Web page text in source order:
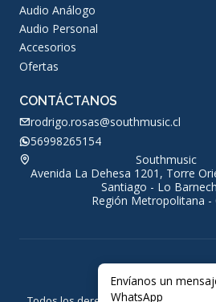
Audio Análogo
Audio Personal
Accesorios
Ofertas
CONTÁCTANOS
rodrigo.rosas@southmusic.cl
56998265154
Southmusic
Avenida La Dehesa 1201, Torre
Santiago - Lo
Región Metropolitana -
2026
Envíanos un
WhatsApp